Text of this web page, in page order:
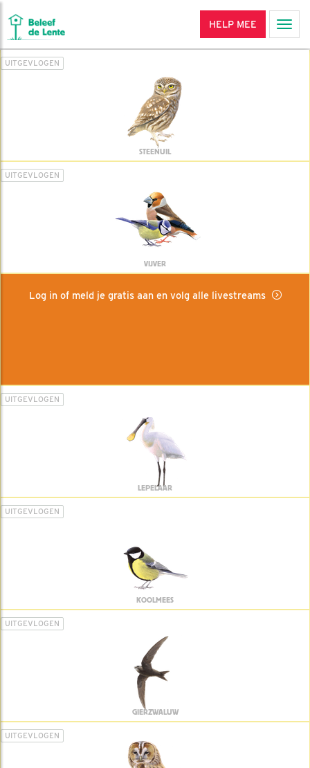
HELP MEE
UITGEVLOGEN
STEENUIL
UITGEVLOGEN
VIJVER
Log in of meld je gratis aan en volg alle livestreams
UITGEVLOGEN
LEPELAAR
UITGEVLOGEN
KOOLMEES
UITGEVLOGEN
GIERZWALUW
UITGEVLOGEN